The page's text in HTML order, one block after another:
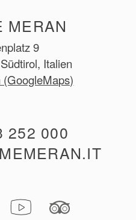
9
Italien
MERAN
252 000